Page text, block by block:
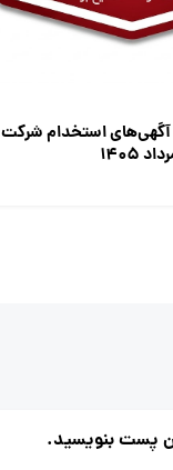
استخدام شرکت
پست بنویسید.